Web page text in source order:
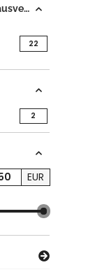
22Artikel gefunden
2
EUR